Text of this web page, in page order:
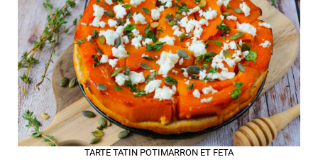
TARTE TATIN POTIMARRON ET FETA